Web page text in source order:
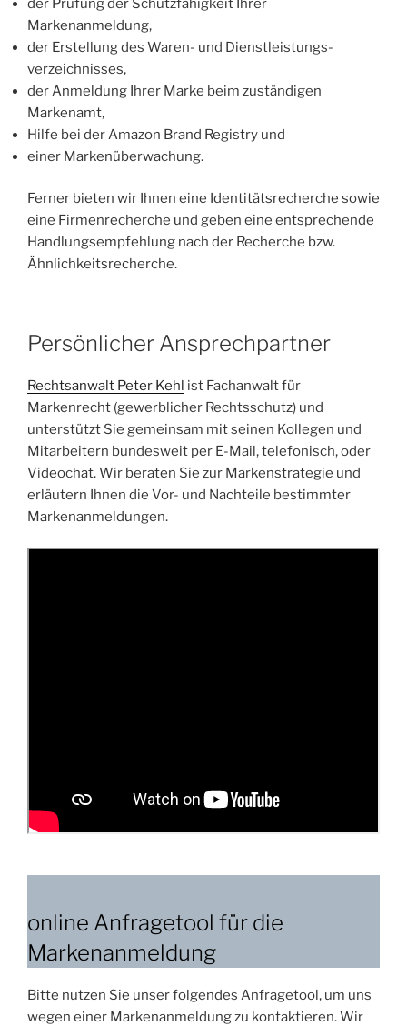
der Prüfung der Schutzfähigkeit Ihrer
Markenanmeldung,
der Erstellung des Waren- und Dienstleistungs­
verzeichnisses,
der Anmeldung Ihrer Marke beim zuständigen
Markenamt,
Hilfe bei der Amazon Brand Registry und
einer Markenüberwachung.
Ferner bieten wir Ihnen eine Identitätsrecherche sowie
eine Firmenrecherche​ und geben eine entsprechende
Handlungsempfehlung nach der Recherche bzw.
Ähnlichkeitsrecherche.
Persönlicher Ansprechpartner
Rechtsanwalt Peter Kehl ist Fachanwalt für
Markenrecht (gewerblicher Rechtsschutz) und
unterstützt Sie gemeinsam mit seinen Kollegen und
Mitarbeitern bundesweit per E-Mail, telefonisch, oder
Videochat. Wir beraten Sie zur Markenstrategie und
erläutern Ihnen die Vor- und Nachteile bestimmter
Markenanmeldungen.
online Anfragetool für die
Markenanmeldung
Bitte nutzen Sie unser folgendes Anfragetool, um uns
wegen einer Markenanmeldung zu kontaktieren. Wir